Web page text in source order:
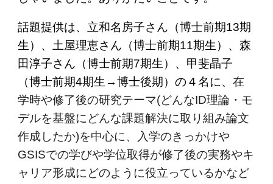
話題提供は、立和名房子さん（博士前期13期
生）、土屋理恵さん（博士前期11期生）、森
田淳子さん（博士前期7期生）、甲斐晶子
（博士前期4期生→博士後期）の４名に、在
学時や修了後の研究テーマ(どんなID理論・モ
デルを基盤にどんな課題解決に取り組み論文
作成したか)を中心に、入学のきっかけや
GSISでの学びや学位取得が修了後の実務やキ
ャリア形成にどのように役立っているかなど